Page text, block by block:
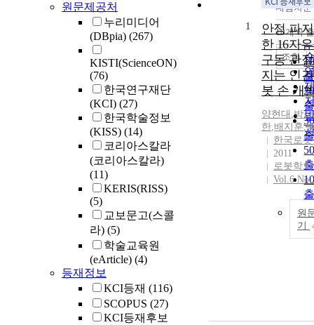
원문제공처
누리미디어
(DBpia) (267)
KISTI(ScienceON)
(76)
한국연구재단
(KCI) (27)
한국학술정보
(KISS) (14)
코리아스칼라
(코리아스칼라)
(11)
KERIS(RISS)
(5)
교보문고(스콜
라) (5)
학술교육원
(eArticle) (4)
등재정보
KCI등재 (116)
SCOPUS (27)
KCI등재후보
내림차순
10개씩
조회
1
안정 파
한 16자
구동 관
지는 인
봇 손 개
양현대 ,박
한,배지훈,
한국로
2011
로봇학
Vol.6
원
기